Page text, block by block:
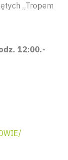
„Tropem
12:00.-